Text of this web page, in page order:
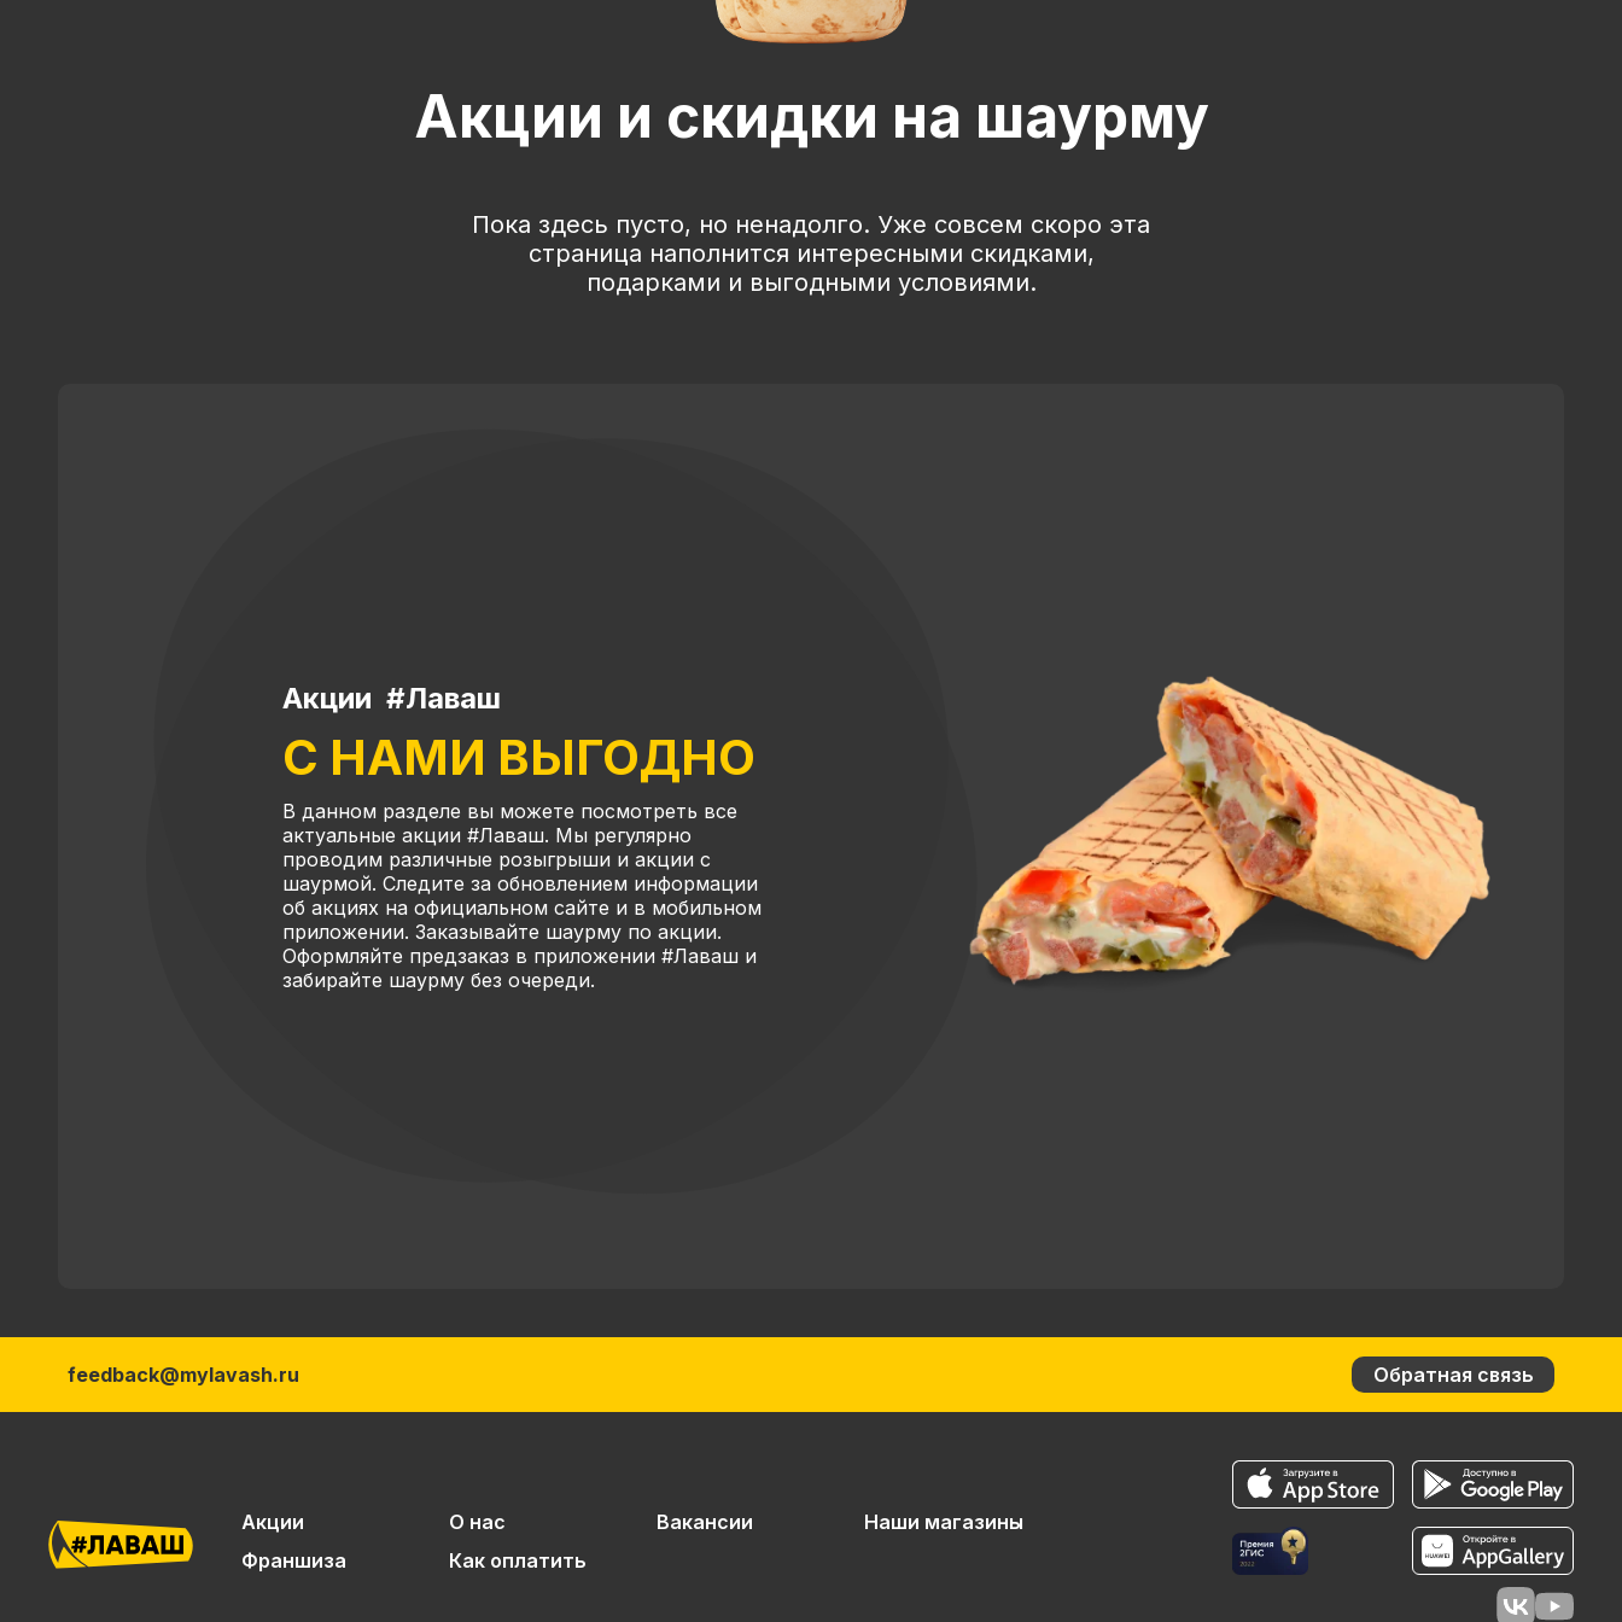
Акции и скидки на шаурму
Пока здесь пусто, но ненадолго. Уже совсем скоро эта
страница наполнится интересными скидками,
подарками и выгодными условиями.
Акции #Лаваш
С НАМИ ВЫГОДНО
В данном разделе вы можете посмотреть все
актуальные акции #Лаваш. Мы регулярно
проводим различные розыгрыши и акции с
шаурмой. Следите за обновлением информации
об акциях на официальном сайте и в мобильном
приложении. Заказывайте шаурму по акции.
Оформляйте предзаказ в приложении #Лаваш и
забирайте шаурму без очереди.
feedback@mylavash.ru Обратная связь
Акции О нас Вакансии
Наши магазины
Франшиза
Как оплатить